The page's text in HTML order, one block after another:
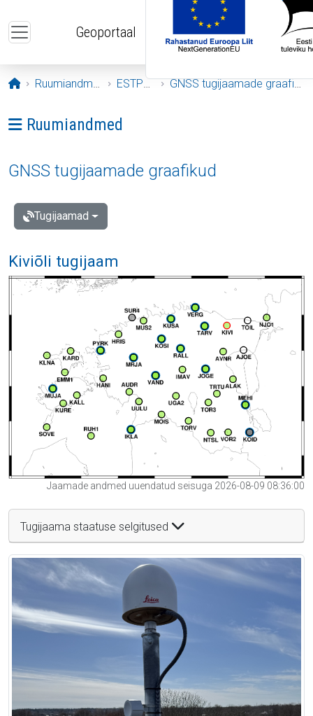
Geoportaal
Avaleht
Ruumiandmed ESTPOS GNSS tugijaamade graafikud
Ava menüü: Ruumiandmed
Ruumiandmed
GNSS tugijaamade graafikud
Tugijaamad
Kiviõli tugijaam
Jaamade andmed uuendatud seisuga 2026-08-09 08:36:00
Tugijaama staatuse selgitused